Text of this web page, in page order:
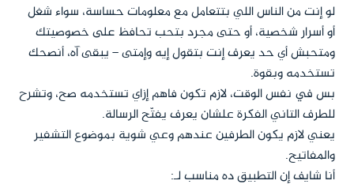
لو إنت من الناس اللي بتتعامل مع معلومات حساسة، سواء شغل
أو أسرار شخصية، أو حتى مجرد بتحب تحافظ على خصوصيتك
ومتحبش أي حد يعرف إنت بتقول إيه وإمتى – يبقى آه، أنصحك
تستخدمه وبقوة.
بس في نفس الوقت، لازم تكون فاهم إزاي تستخدمه صح، وتشرح
للطرف التاني الفكرة علشان يعرف يفتّح الرسالة.
يعني لازم يكون الطرفين عندهم وعي شوية بموضوع التشفير
والمفاتيح.
أنا شايف إن التطبيق ده مناسب لـ: